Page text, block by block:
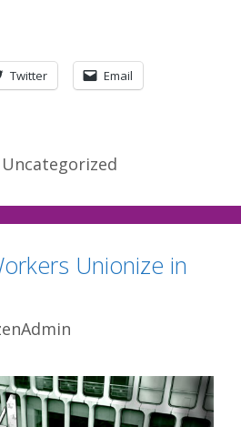
Twitter Email
Uncategorized
Unionize in